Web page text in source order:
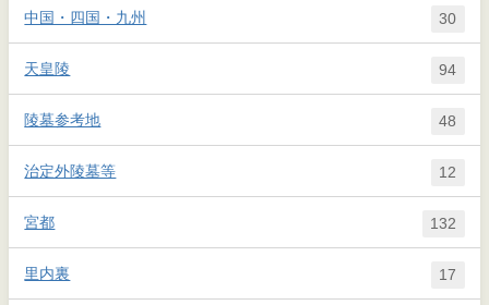
中国・四国・九州 30
天皇陵 94
陵墓参考地 48
治定外陵墓等 12
宮都 132
里内裏 17